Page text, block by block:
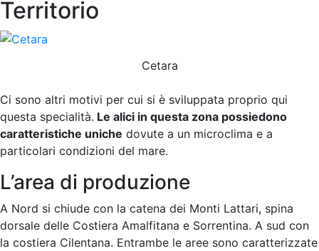
Territorio
Cetara
Ci sono altri motivi per cui si è sviluppata proprio qui
questa specialità. Le alici in questa zona possiedono
caratteristiche uniche dovute a un microclima e a
particolari condizioni del mare.
L’area di produzione
A Nord si chiude con la catena dei Monti Lattari, spina
dorsale delle Costiera Amalfitana e Sorrentina. A sud con
la costiera Cilentana. Entrambe le aree sono caratterizzate